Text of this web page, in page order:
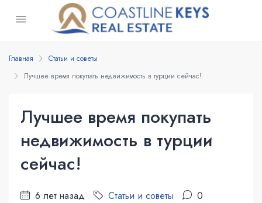
Главная
Статьи и советы
Лучшее время покупать недвижимость в турции сейчас!
Лучшее время покупать
недвижимость в турции
сейчас!
6 лет назад Статьи и советы 0